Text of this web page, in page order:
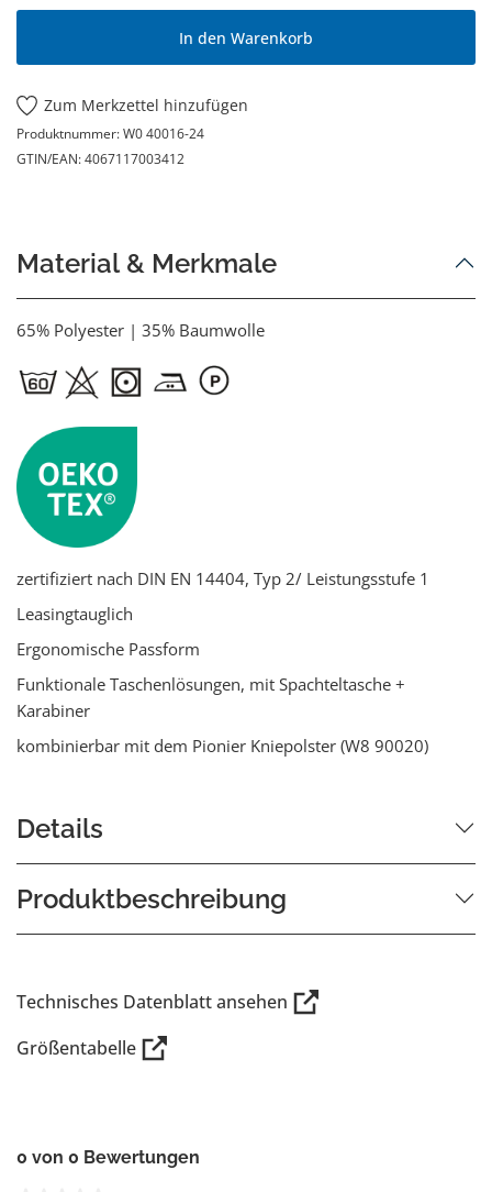
In den Warenkorb
Zum Merkzettel hinzufügen
Produktnummer:W0 40016-24
GTIN/EAN:4067117003412
Material & Merkmale
65% Polyester | 35% Baumwolle
zertifiziert nach DIN EN 14404, Typ 2/ Leistungsstufe 1
Leasingtauglich
Ergonomische Passform
Funktionale Taschenlösungen, mit Spachteltasche +
Karabiner
kombinierbar mit dem Pionier Kniepolster (W8 90020)
Details
Produktbeschreibung
Technisches Datenblatt ansehen
Größentabelle
0 von 0 Bewertungen